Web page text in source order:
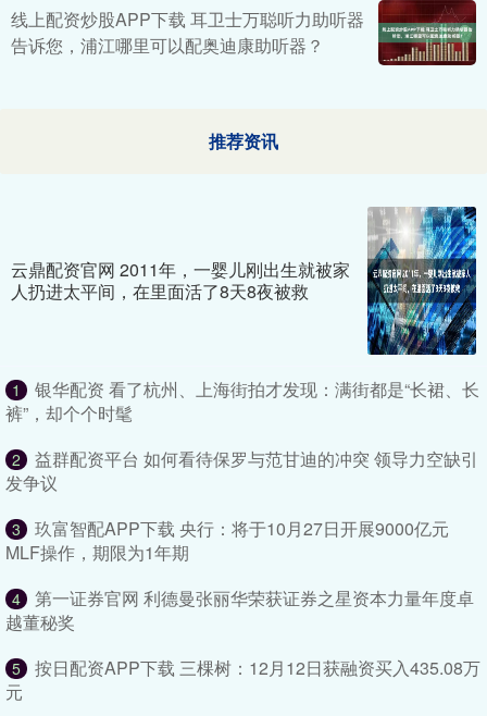
线上配资炒股APP下载 耳卫士万聪听力助听器
告诉您，浦江哪里可以配奥迪康助听器？
推荐资讯
云鼎配资官网 2011年，一婴儿刚出生就被家
人扔进太平间，在里面活了8天8夜被救
1
银华配资 看了杭州、上海街拍才发现：满街都是“长裙、长
裤”，却个个时髦
2
益群配资平台 如何看待保罗与范甘迪的冲突 领导力空缺引
发争议
3
玖富智配APP下载 央行：将于10月27日开展9000亿元
MLF操作，期限为1年期
4
第一证券官网 利德曼张丽华荣获证券之星资本力量年度卓
越董秘奖
5
按日配资APP下载 三棵树：12月12日获融资买入435.08万
元